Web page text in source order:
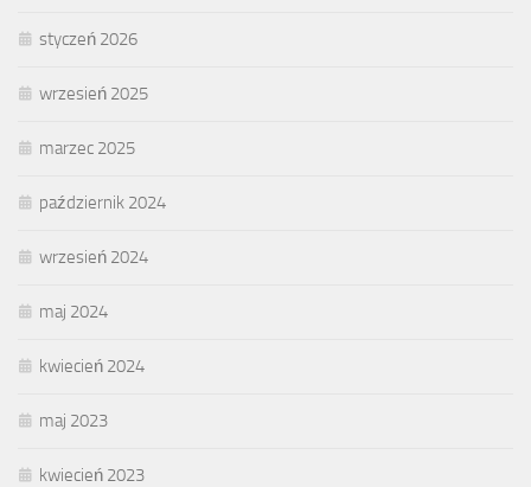
styczeń 2026
wrzesień 2025
marzec 2025
październik 2024
wrzesień 2024
maj 2024
kwiecień 2024
maj 2023
kwiecień 2023